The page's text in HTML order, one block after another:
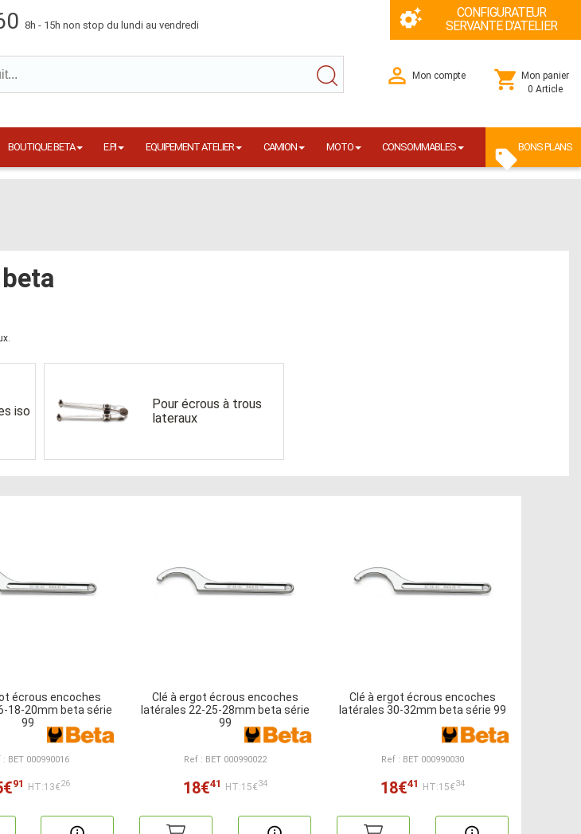
8h - 15h non stop du lundi au vendredi
CONFIGURATEUR
SERVANTE D'ATELIER
Mon compte
Mon panier
0 Article
BOUTIQUE BETA E.P.I EQUIPEMENT ATELIER CAMION MOTO CONSOMMABLES BONS PLANS
iso
Pour écrous à trous
lateraux
écrous encoches
18-20mm beta série
99
: BET 000990016
91 HT:13€26
Clé à ergot écrous encoches
latérales 22-25-28mm beta série
99
Ref : BET 000990022
18€41 HT:15€34
Clé à ergot écrous encoches
latérales 30-32mm beta série 99
Ref : BET 000990030
18€41 HT:15€34